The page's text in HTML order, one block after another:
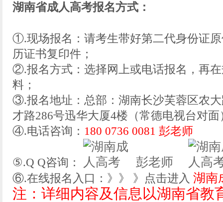
湖南省成人高考报名方式：
①.现场报名：请考生带好第二代身份证
历证书复印件；
②.报名方式：选择网上或电话报名，再
料；
③.报名地址：总部：湖南长沙芙蓉区农
才路286号迅华大厦4楼（常德电视台对面
④.电话咨询： 180 0736 0081 彭老师
⑤.Q Q咨询： 彭老师
⑥.在线报名入口：》》 》点击进入 湖南
注：详细内容及信息以湖南省教